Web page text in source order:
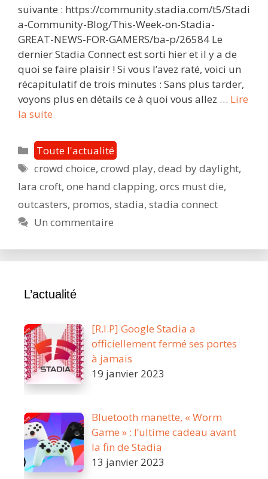
suivante : https://community.stadia.com/t5/Stadi
a-Community-Blog/This-Week-on-Stadia-
GREAT-NEWS-FOR-GAMERS/ba-p/26584 Le
dernier Stadia Connect est sorti hier et il y a de
quoi se faire plaisir ! Si vous l’avez raté, voici un
récapitulatif de trois minutes : Sans plus tarder,
voyons plus en détails ce à quoi vous allez … Lire
la suite
chez
Stadia
:
D’EXCELLENTES
NOUVELLES
POUR
GAMERS
Catégories
Toute l'actualité
Étiquettes
crowd choice,crowd play,dead by daylight,
lara croft, one hand clapping, orcs must die,
outcasters, promos, stadia, stadia connect
Un commentaire
L’actualité
[R.I.P] Google Stadia a
officiellement fermé ses portes
à jamais
19 janvier 2023
Bluetooth manette, « Worm
Game » : l’ultime cadeau avant
la fin de Stadia
13 janvier 2023